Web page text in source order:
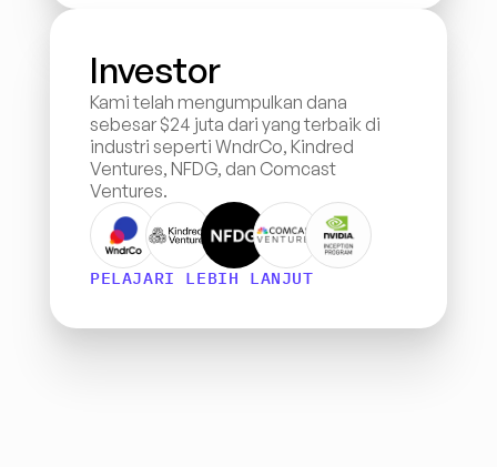
Investor
Kami telah mengumpulkan dana
sebesar $24 juta dari yang terbaik di
industri seperti WndrCo, Kindred
Ventures, NFDG, dan Comcast
Ventures.
PELAJARI LEBIH LANJUT